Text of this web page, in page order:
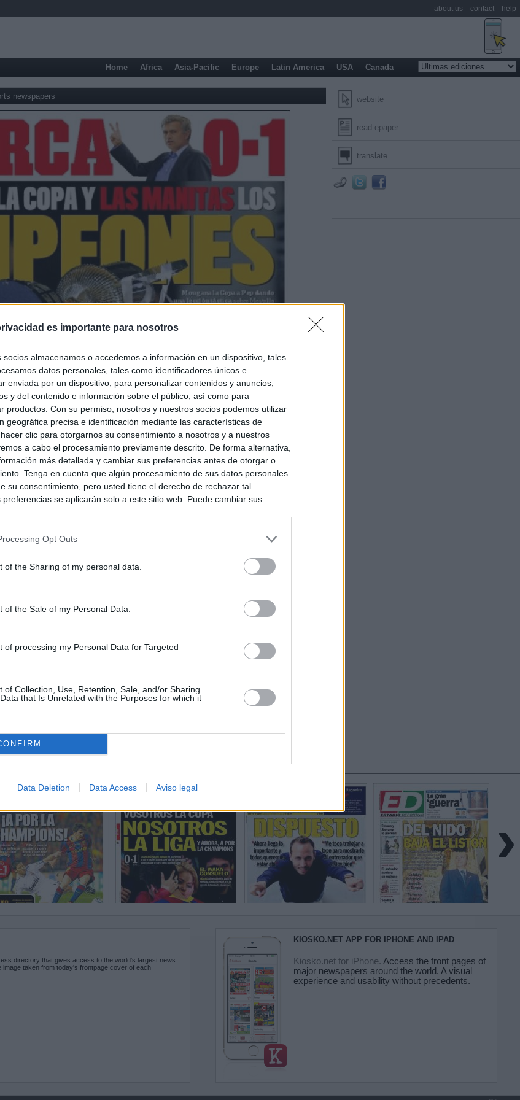
es importante para nosotros
socios almacenamos o accedemos a información en un dispositivo, tales
datos personales, tales como identificadores únicos e
enviada por un dispositivo, para personalizar contenidos y anuncios,
y del contenido e información sobre el público, así como para
productos. Con su permiso, nosotros y nuestros socios podemos utilizar
geográfica precisa e identificación mediante las características de
clic para otorgarnos su consentimiento a nosotros y a nuestros
a cabo el procesamiento previamente descrito. De forma alternativa,
más detallada y cambiar sus preferencias antes de otorgar o
Tenga en cuenta que algún procesamiento de sus datos personales
su consentimiento, pero usted tiene el derecho de rechazar tal
preferencias se aplicarán solo a este sitio web. Puede cambiar sus
Opt Outs
of the Sharing of my personal data.
of the Sale of my Personal Data.
of processing my Personal Data for Targeted
of Collection, Use, Retention, Sale, and/or Sharing
that Is Unrelated with the Purposes for which it
Data Deletion Data Access Aviso legal
Home Africa Asia-Pacific Europe Latin America USA Canada
website
read epaper
translate
newspapers
›
directory that gives access to the world's largest news
image taken from today's frontpage cover of each
KIOSKO.NET APP FOR IPHONE AND IPAD
Kiosko.net for iPhone. Access the front pages of
major newspapers around the world. A visual
experience and usability without precedents.
about us contact help